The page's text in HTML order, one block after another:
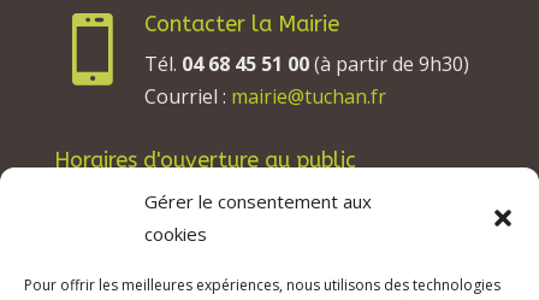
Gérer le consentement aux
cookies
Pour offrir les meilleures expériences, nous utilisons des technologies

Contacter la Mairie
Tél. 04 68 45 51 00(à partir de 9h30)
Courriel : mairie@tuchan.fr
Horaires d'ouverture au public
Les lundis, mardis et jeudis : de 8h à 12h et de
13h30 à 17h30.